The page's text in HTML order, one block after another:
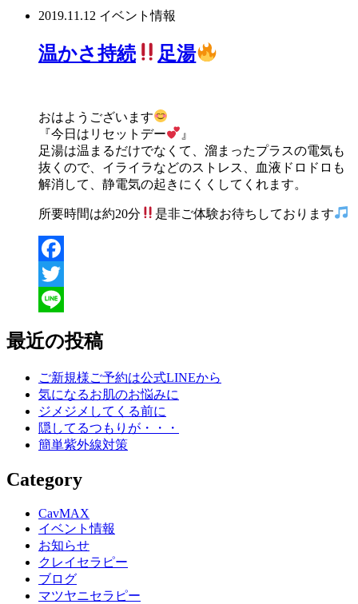
2019.11.12 イベント情報
温かさ持続 足湯
おはようございます
『今日はリセットデー
』
足湯は温まるだけでなくて、溜まったプラスの電気も
抜くので、イライラなどのストレス、血液ドロドロも
解消して、静電気の起きにくくしてくれます。
所要時間は約20分 是非ご体験お待ちしております
Facebook
Twitter
最近の投稿
ご新規様ご予約は公式LINEから
気になるお肌のお悩みに
ジメジメしてくる前に
隠してるつもりが・・・
簡単紫外線対策
Category
CavMAX
イベント情報
お知らせ
クレイセラピー
ブログ
マツヤニセラピー